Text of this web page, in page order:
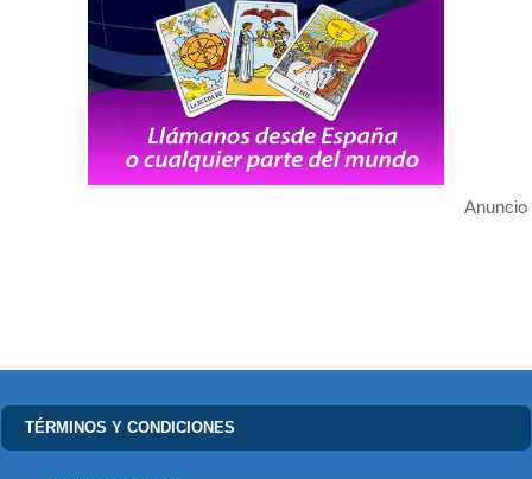
Anuncio
TÉRMINOS Y CONDICIONES